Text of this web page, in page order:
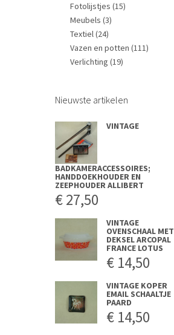
Fotolijstjes (15)
Meubels (3)
Textiel(24)
Vazen en potten (111)
Verlichting (19)
Nieuwste artikelen
VINTAGE
BADKAMERACCESSOIRES;
HANDDOEKHOUDER EN
ZEEPHOUDER ALLIBERT
€27,50
VINTAGE
OVENSCHAAL MET
DEKSEL ARCOPAL
FRANCE LOTUS
€ 14,50
VINTAGE KOPER
EMAIL SCHAALTJE
PAARD
€ 14,50